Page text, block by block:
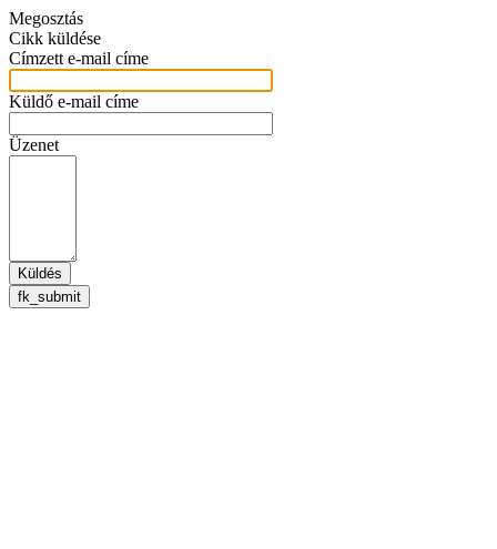
Megosztás
Cikk küldése
Címzett e-mail címe
Küldő e-mail címe
Üzenet